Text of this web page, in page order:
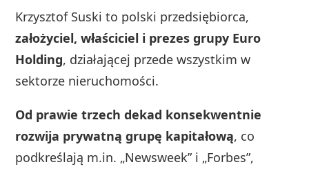
Krzysztof Suski to polski przedsiębiorca,
założyciel, właściciel i prezes grupy Euro
Holding, działającej przede wszystkim w
sektorze nieruchomości.
Od prawie trzech dekad konsekwentnie
rozwija prywatną grupę kapitałową, co
podkreślają m.in. „Newsweek” i „Forbes”,